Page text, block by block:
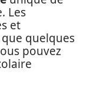
Les
et
quelques
pouvez